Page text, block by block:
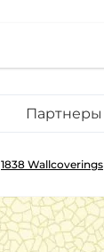
Партнеры
1838 Wallcoverings